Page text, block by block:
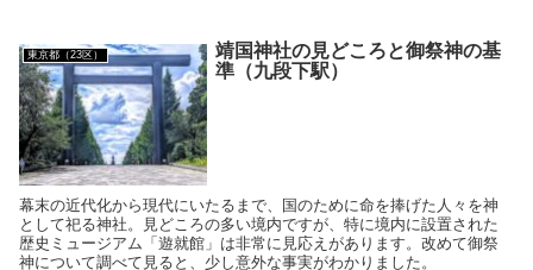
東京都（23区）
靖国神社の見どころと御祭神の基
準（九段下駅）
幕末の近代化から現代にいたるまで、国のために命を捧げた人々を神
として祀る神社。見どころの多い境内ですが、特に境内に設置された
歴史ミュージアム「遊就館」は非常に見応えがあります。改めて御祭
神について調べて見ると、少し意外な事実がわかりました。